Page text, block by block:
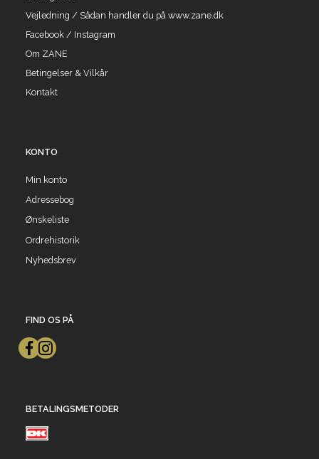
Vejledning / Sådan handler du på www.zane.dk
Facebook / Instagram
Om ZANE
Betingelser & Vilkår
Kontakt
KONTO
Min konto
Adressebog
Ønskeliste
Ordrehistorik
Nyhedsbrev
FIND OS PÅ
BETALINGSMETODER